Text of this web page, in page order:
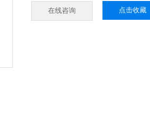
在线咨询 点击收藏